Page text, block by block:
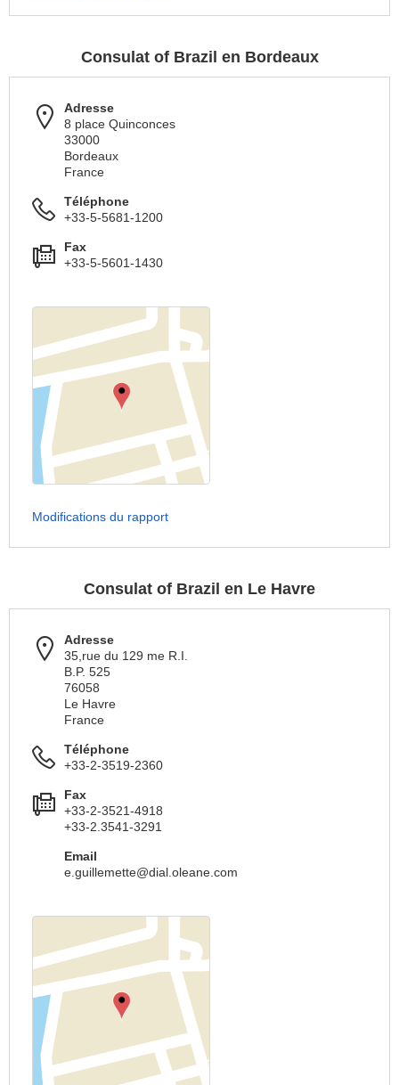
Consulat of Brazil en Bordeaux
Adresse
8 place Quinconces
33000
Bordeaux
France
Téléphone
+33-5-5681-1200
Fax
+33-5-5601-1430
Modifications du rapport
Consulat of Brazil en Le Havre
Adresse
35,rue du 129 me R.I.
B.P. 525
76058
Le Havre
France
Téléphone
+33-2-3519-2360
Fax
+33-2-3521-4918
+33-2.3541-3291
Email
e.guillemette@dial.oleane.com